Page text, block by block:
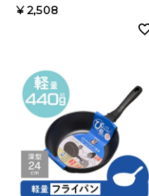
¥2,508